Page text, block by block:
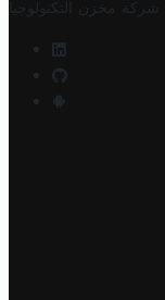
شركة مخزن التكنولوجيا